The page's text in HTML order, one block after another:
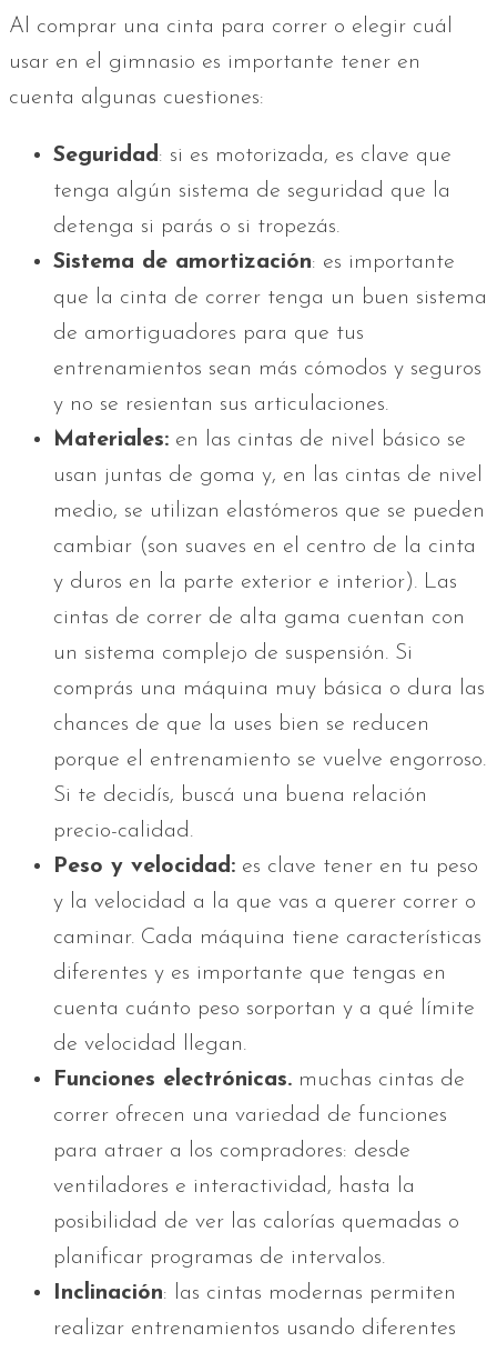
Al comprar una cinta para correr o elegir cuál
usar en el gimnasio es importante tener en
cuenta algunas cuestiones:
Seguridad: si es motorizada, es clave que
tenga algún sistema de seguridad que la
detenga si parás o si tropezás.
Sistema de amortización: es importante
que la cinta de correr tenga un buen sistema
de amortiguadores para que tus
entrenamientos sean más cómodos y seguros
y no se resientan sus articulaciones.
Materiales: en las cintas de nivel básico se
usan juntas de goma y, en las cintas de nivel
medio, se utilizan elastómeros que se pueden
cambiar (son suaves en el centro de la cinta
y duros en la parte exterior e interior). Las
cintas de correr de alta gama cuentan con
un sistema complejo de suspensión. Si
comprás una máquina muy básica o dura las
chances de que la uses bien se reducen
porque el entrenamiento se vuelve engorroso.
Si te decidís, buscá una buena relación
precio-calidad.
Peso y velocidad: es clave tener en tu peso
y la velocidad a la que vas a querer correr o
caminar. Cada máquina tiene características
diferentes y es importante que tengas en
cuenta cuánto peso sorportan y a qué límite
de velocidad llegan.
Funciones electrónicas. muchas cintas de
correr ofrecen una variedad de funciones
para atraer a los compradores: desde
ventiladores e interactividad, hasta la
posibilidad de ver las calorías quemadas o
planificar programas de intervalos.
Inclinación: las cintas modernas permiten
realizar entrenamientos usando diferentes